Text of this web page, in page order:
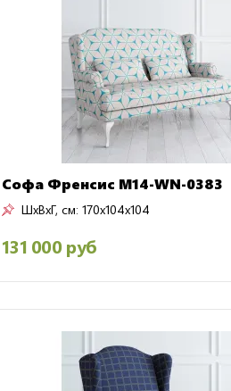
Софа Френсис M14-WN-0383
ШxВxГ, см: 170x104x104
131 000 руб